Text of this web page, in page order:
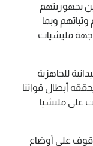
بجهوزيتهم
وبما
مليشيات
للجاهزية
أبطال قواتنا
على مليشيا
على أوضاع